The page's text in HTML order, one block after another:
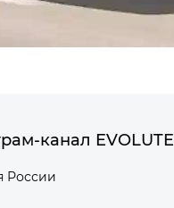
канал EVOLUTE
России